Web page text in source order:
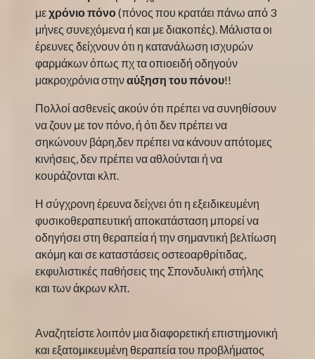
μεχρόνιο πόνο(πόνος που κρατάει πάνω από 3
μήνες συνεχόμενα ή και με διακοπές). Μάλιστα οι
έρευνες δείχνουν ότι η κατανάλωση ισχυρών
φαρμάκων όπως πχ τα οπιοειδή οδηγούν
μακροχρόνια στηναύξηση του πόνου!!
Πολλοί ασθενείς ακούν ότι πρέπει να συνηθίσουν
να ζουν με τον πόνο, ή ότι δεν πρέπει να
σηκώνουν βάρη,δεν πρέπει να κάνουν απότομες
κινήσεις, δεν πρέπει να αθλούνται ή να
κουράζονται κλπ.
Η σύγχρονη έρευνα δείχνει ότι η εξειδικευμένη
φυσικοθεραπευτική αποκατάσταση μπορεί να
οδηγήσει στη θεραπεία ή την σημαντική βελτίωση
ακόμη και σε καταστάσεις οστεοαρθρίτιδας,
εκφυλιστικές παθήσεις της Σπονδυλική στήλης
και των άκρων κλπ.
Αναζητείστε λοιπόν μια διαφορετική επιστημονική
και εξατομικευμένη θεραπεία του προβλήματος